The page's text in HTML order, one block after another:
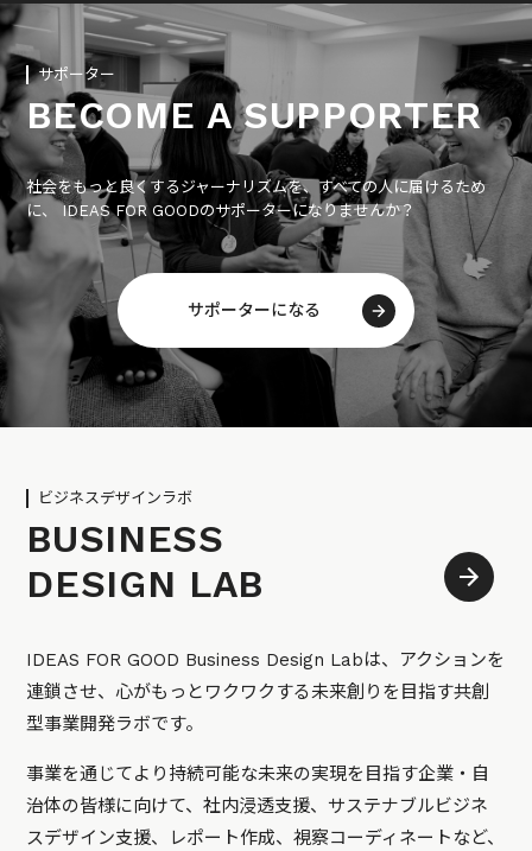
サポーター
BECOME A SUPPORTER
社会をもっと良くするジャーナリズムを、すべての人に届けるため
に、 IDEAS FOR GOODのサポーターになりませんか？
サポーターになる
ビジネスデザインラボ
BUSINESS
DESIGN LAB
IDEAS FOR GOOD Business Design Labは、アクションを
連鎖させ、心がもっとワクワクする未来創りを目指す共創
型事業開発ラボです。
事業を通じてより持続可能な未来の実現を目指す企業・自
治体の皆様に向けて、社内浸透支援、サステナブルビジネ
スデザイン支援、レポート作成、視察コーディネートなど、